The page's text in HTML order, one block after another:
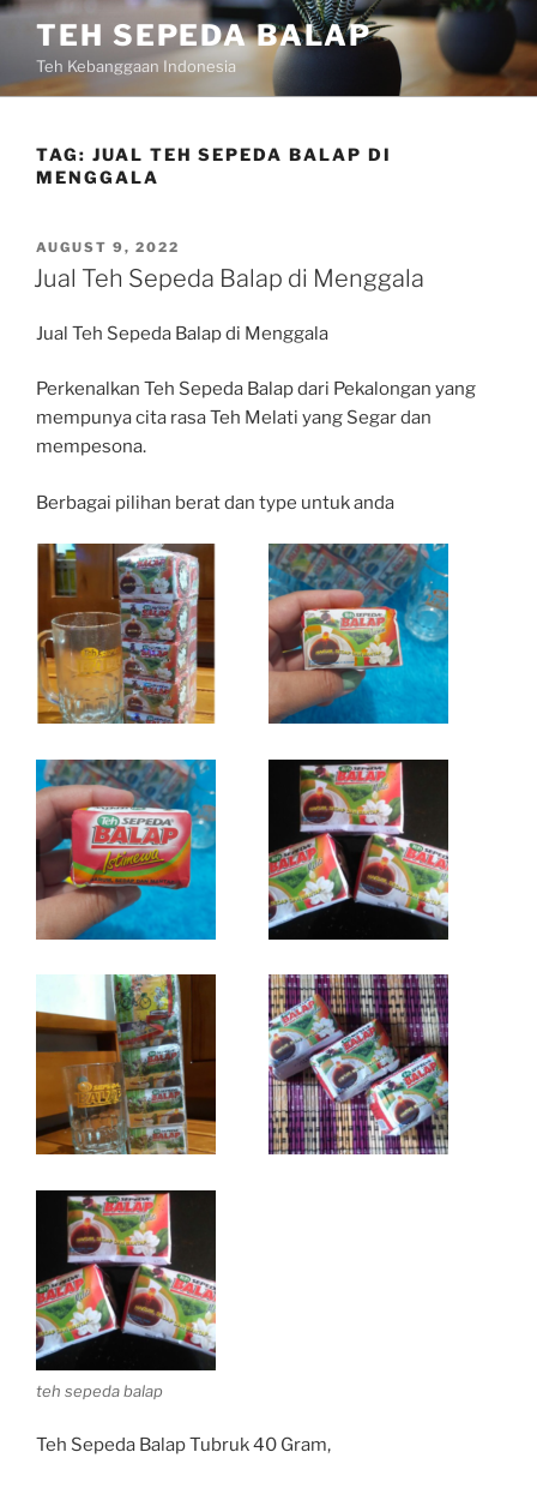
Skip
content
TEH SEPEDA BALAP
Teh Kebanggaan Indonesia
TAG: JUAL TEH SEPEDA BALAP DI
MENGGALA
POSTED
ON
AUGUST 9, 2022
Jual Teh Sepeda Balap di Menggala
Jual Teh Sepeda Balap di Menggala
Perkenalkan Teh Sepeda Balap dari Pekalongan yang
mempunya cita rasa Teh Melati yang Segar dan
mempesona.
Berbagai pilihan berat dan type untuk anda
teh sepeda balap
Teh Sepeda Balap Tubruk 40 Gram,